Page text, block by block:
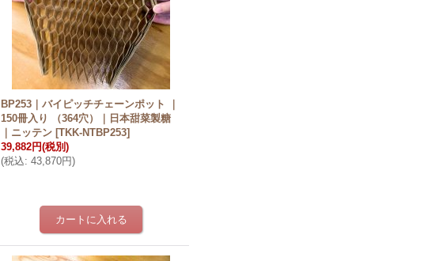
BP253｜バイピッチチェーンポット ｜
150冊入り （364穴）｜日本甜菜製糖
｜ニッテン [TKK-NTBP253]
39,882円(税別)
(税込: 43,870円)